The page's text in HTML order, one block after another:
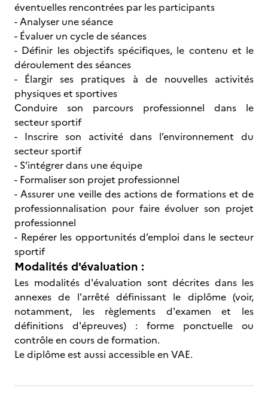
éventuelles rencontrées par les participants
- Analyser une séance
- Évaluer un cycle de séances
- Définir les objectifs spécifiques, le contenu et le
déroulement des séances
- Élargir ses pratiques à de nouvelles activités
physiques et sportives
Conduire son parcours professionnel dans le
secteur sportif
- Inscrire son activité dans l’environnement du
secteur sportif
- S’intégrer dans une équipe
- Formaliser son projet professionnel
- Assurer une veille des actions de formations et de
professionnalisation pour faire évoluer son projet
professionnel
- Repérer les opportunités d’emploi dans le secteur
sportif
Modalités d'évaluation :
Les modalités d'évaluation sont décrites dans les
annexes de l'arrêté définissant le diplôme (voir,
notamment, les règlements d'examen et les
définitions d'épreuves) : forme ponctuelle ou
contrôle en cours de formation.
Le diplôme est aussi accessible en VAE.